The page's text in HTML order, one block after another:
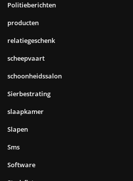
Politieberichten
producten
relatiegeschenk
scheepvaart
schoonheidssalon
Sierbestrating
slaapkamer
Slapen
Sms
Software